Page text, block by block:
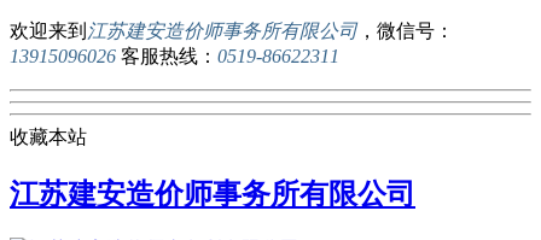
欢迎来到 江苏建安造价师事务所有限公司，微信号：
13915096026 客服热线： 0519-86622311
收藏本站
江苏建安造价师事务所有限公司